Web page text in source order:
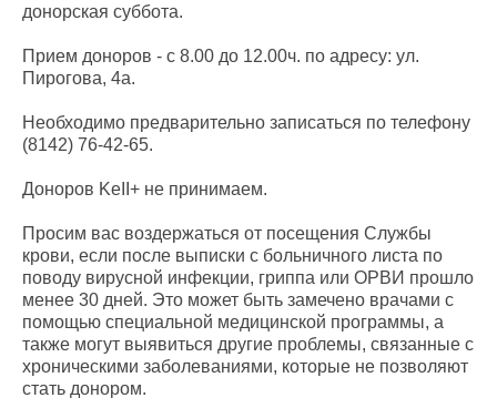
донорская суббота.
Прием доноров - с 8.00 до 12.00ч. по адресу: ул.
Пирогова, 4а.
Необходимо предварительно записаться по телефону
(8142) 76-42-65.
Доноров KeII+ не принимаем.
Просим вас воздержаться от посещения Службы
крови, если после выписки с больничного листа по
поводу вирусной инфекции, гриппа или ОРВИ прошло
менее 30 дней. Это может быть замечено врачами с
помощью специальной медицинской программы, а
также могут выявиться другие проблемы, связанные с
хроническими заболеваниями, которые не позволяют
стать донором.